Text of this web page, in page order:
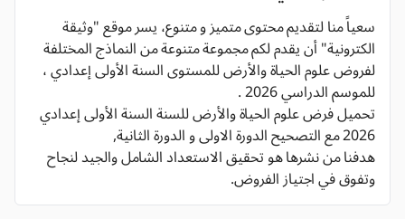
سعياً منا لتقديم محتوى متميز و متنوع، يسر موقع "وثيقة
الكترونية" أن يقدم لكم مجموعة متنوعة من النماذج المختلفة
لفروض علوم الحياة والأرض للمستوى السنة الأولى إعدادي ،
للموسم الدراسي 2026 .
تحميل فرض علوم الحياة والأرض للسنة السنة الأولى إعدادي
2026 مع التصحيح الدورة الاولى و الدورة الثانية,
هدفنا من نشرها هو تحقيق الاستعداد الشامل والجيد لنجاح
وتفوق في اجتياز الفروض.